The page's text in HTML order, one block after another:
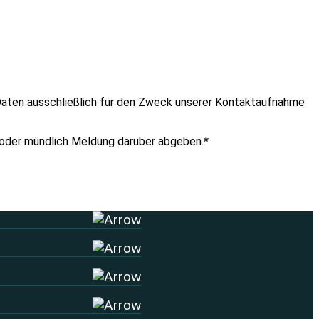
ausschließlich für den Zweck unserer Kontaktaufnahme
mündlich Meldung darüber abgeben.*